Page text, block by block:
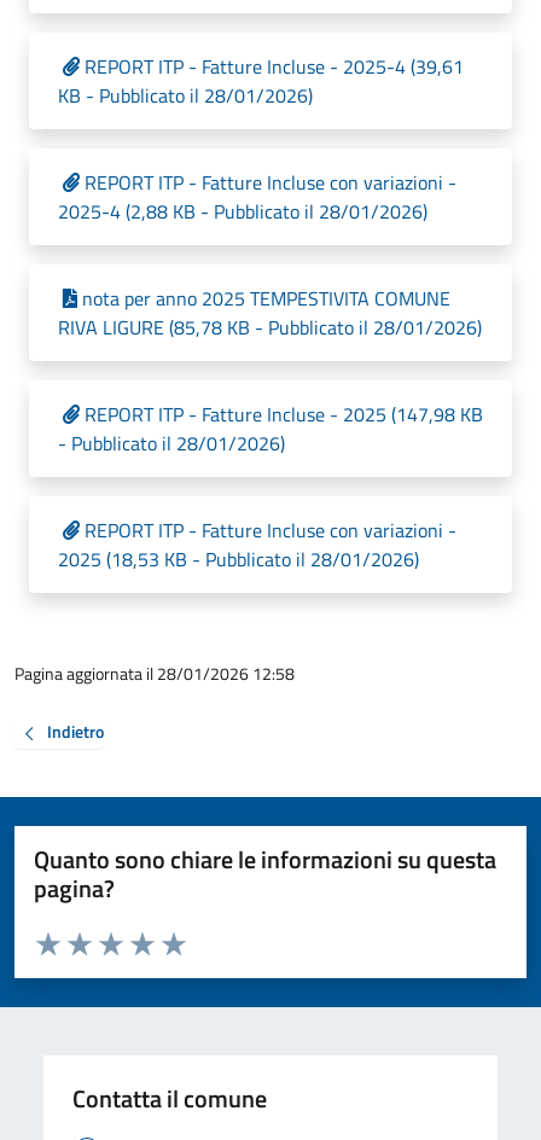
REPORT ITP - Fatture Incluse - 2025-4 (39,61
KB - Pubblicato il 28/01/2026)
REPORT ITP - Fatture Incluse con variazioni -
2025-4 (2,88 KB - Pubblicato il 28/01/2026)
nota per anno 2025 TEMPESTIVITA COMUNE
RIVA LIGURE (85,78 KB - Pubblicato il 28/01/2026)
REPORT ITP - Fatture Incluse - 2025 (147,98 KB
- Pubblicato il 28/01/2026)
REPORT ITP - Fatture Incluse con variazioni -
2025 (18,53 KB - Pubblicato il 28/01/2026)
Pagina aggiornata il 28/01/2026 12:58
Indietro
Quanto sono chiare le informazioni su questa
pagina?
Valuta da 1 a 5 stelle la pagina
Valuta 5 stelle su 5
Valuta 4 stelle su 5
Valuta 3 stelle su 5
Valuta 2 stelle su 5
Valuta 1 stelle su 5
Contatta il comune